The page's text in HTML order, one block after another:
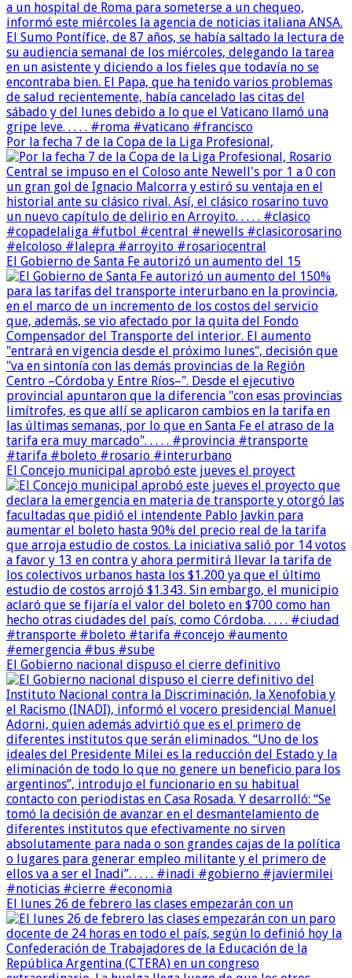
Por la fecha 7 de la Copa de la Liga Profesional,
El Gobierno de Santa Fe autorizó un aumento del 15
El Concejo municipal aprobó este jueves el proyect
El Gobierno nacional dispuso el cierre definitivo
El lunes 26 de febrero las clases empezarán con un